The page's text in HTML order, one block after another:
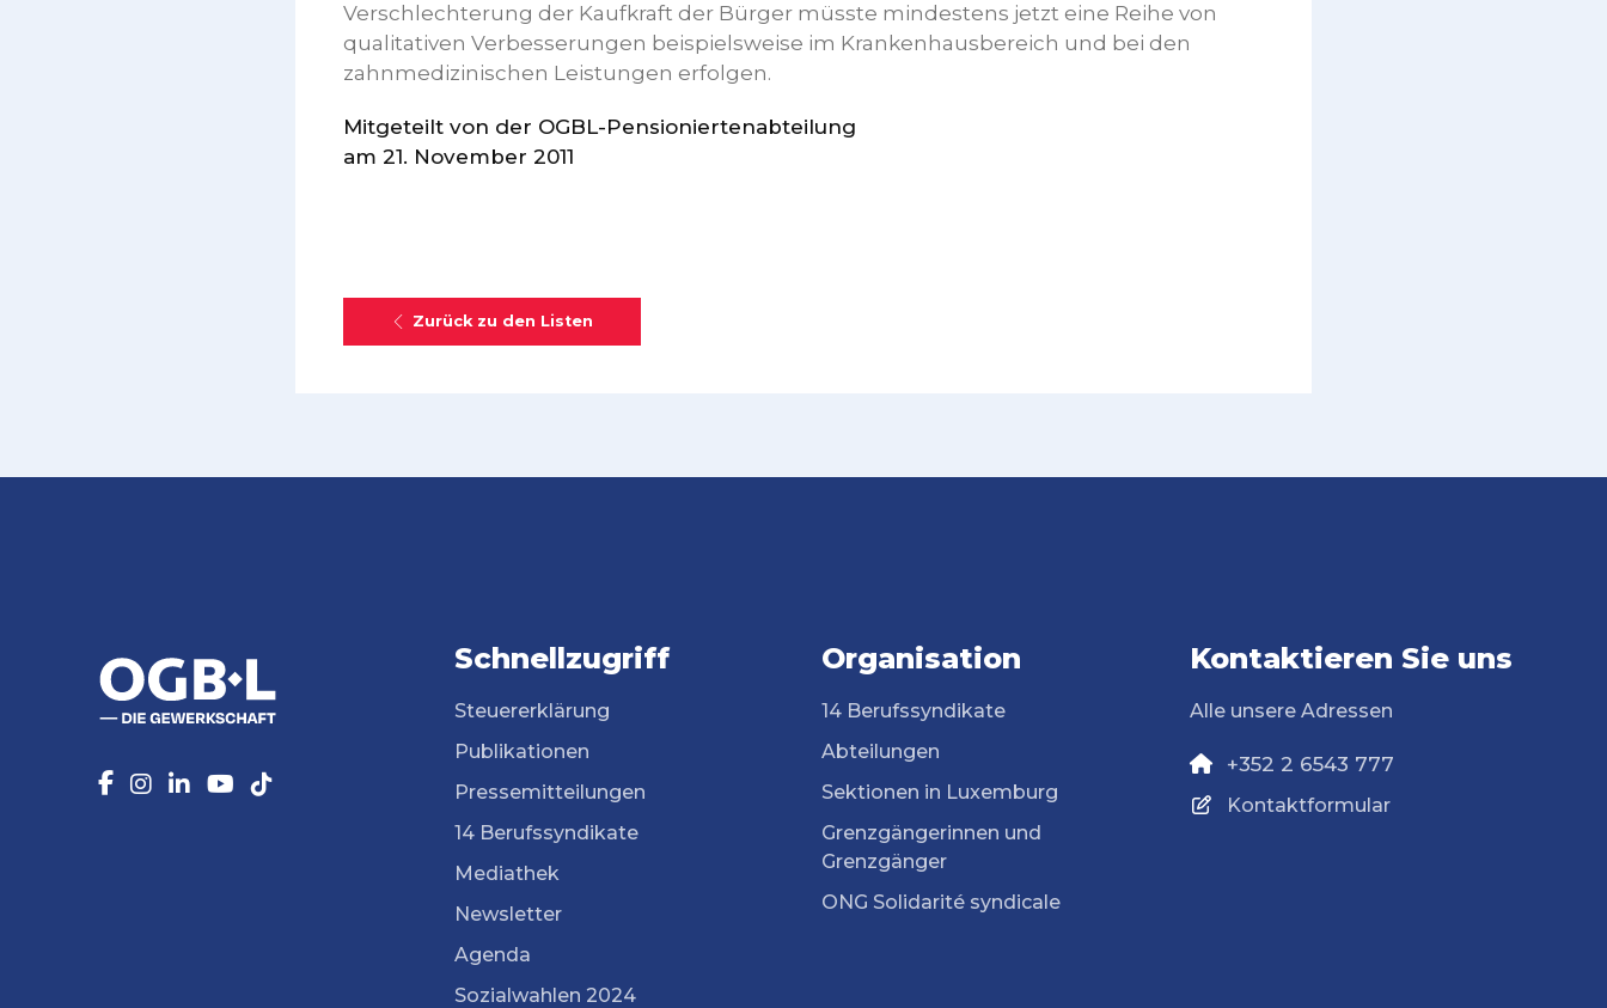
Verschlechterung der Kaufkraft der Bürger müsste mindestens jetzt eine Reihe von
qualitativen Verbesserungen beispielsweise im Krankenhausbereich und bei den
zahnmedizinischen Leistungen erfolgen.
Mitgeteilt von der OGBL-Pensioniertenabteilung
am 21. November 2011
Zurück zu den Listen
Schnellzugriff
Steuererklärung
Publikationen
Pressemitteilungen
14 Berufssyndikate
Mediathek
Newsletter
Agenda
Sozialwahlen 2024
Organisation
14 Berufssyndikate
Abteilungen
Sektionen in Luxemburg
Grenzgängerinnen und
Grenzgänger
ONG Solidarité syndicale
Kontaktieren Sie uns
Alle unsere Adressen
+352 2 6543 777
Kontaktformular